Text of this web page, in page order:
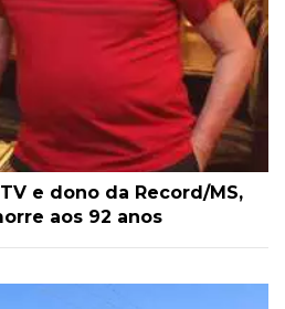
e dono da Record/MS,
aos 92 anos